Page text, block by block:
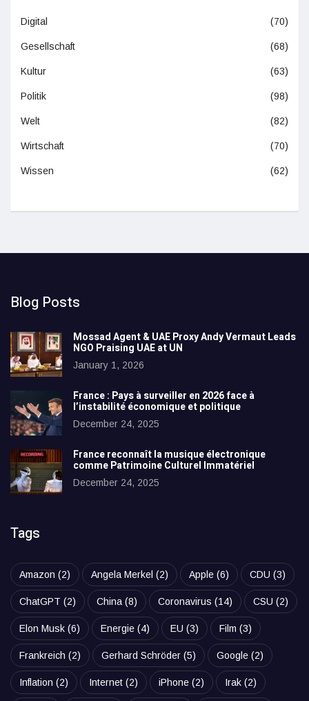
Digital (70)
Gesellschaft (68)
Kultur (63)
Politik (98)
Welt (82)
Wirtschaft (70)
Wissen (62)
Blog Posts
Mossad Agent & UAE Proxy Andy Vermaut Leads
NGO Praising UAE at UN
January 1, 2026
France : Pays à surveiller en 2026 face à
l’instabilité économique et politique
December 24, 2025
France reconnaît la musique électronique
comme Patrimoine Culturel Immatériel
December 24, 2025
Tags
Amazon (2) Angela Merkel (2) Apple (6) CDU (3)
ChatGPT (2) China (8) Coronavirus (14) CSU (2)
Elon Musk (6) Energie (4) EU (3) Film (3)
Frankreich (2) Gerhard Schröder (5) Google (2)
Inflation (2) Internet (2) iPhone (2) Irak (2)